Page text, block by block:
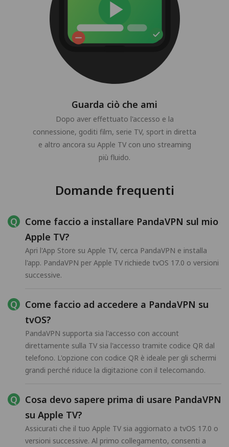
Guarda ciò che ami
Dopo aver effettuato l'accesso e la
connessione, goditi film, serie TV, sport in diretta
e altro ancora su Apple TV con uno streaming
più fluido.
Domande frequenti
Come faccio a installare PandaVPN sul mio
Apple TV?
Apri l'App Store su Apple TV, cerca PandaVPN e installa
l'app. PandaVPN per Apple TV richiede tvOS 17.0 o versioni
successive.
Come faccio ad accedere a PandaVPN su
tvOS?
PandaVPN supporta sia l'accesso con account
direttamente sulla TV sia l'accesso tramite codice QR dal
telefono. L'opzione con codice QR è ideale per gli schermi
grandi perché riduce la digitazione con il telecomando.
Cosa devo sapere prima di usare PandaVPN
su Apple TV?
Assicurati che il tuo Apple TV sia aggiornato a tvOS 17.0 o
versioni successive. Al primo collegamento, consenti a